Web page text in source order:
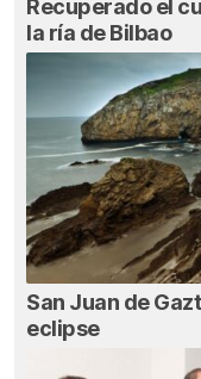
Recuperado el
la ría de Bilbao
San Juan de
eclipse